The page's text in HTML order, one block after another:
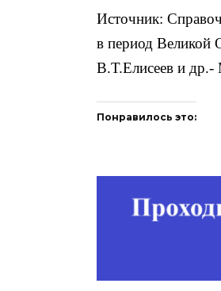
Источник:
в период Великой
В.Т.Елисеев и др.-
Понравилось это: